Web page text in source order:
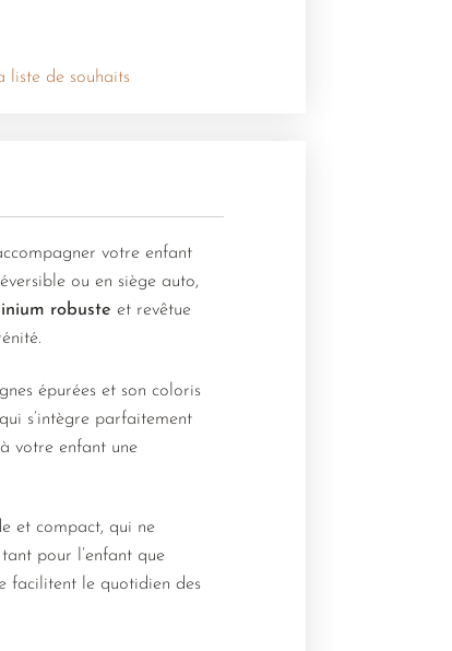
liste de souhaits
votre enfant
ou en siège auto,
robuste et revêtue
épurées et son coloris
s’intègre parfaitement
votre enfant une
et compact, qui ne
pour l’enfant que
facilitent le quotidien des